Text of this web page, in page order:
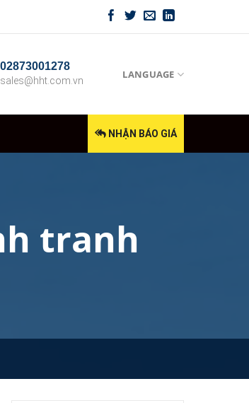
02873001278
sales@hht.com.vn LANGUAGE
NHẬN BÁO GIÁ
tranh